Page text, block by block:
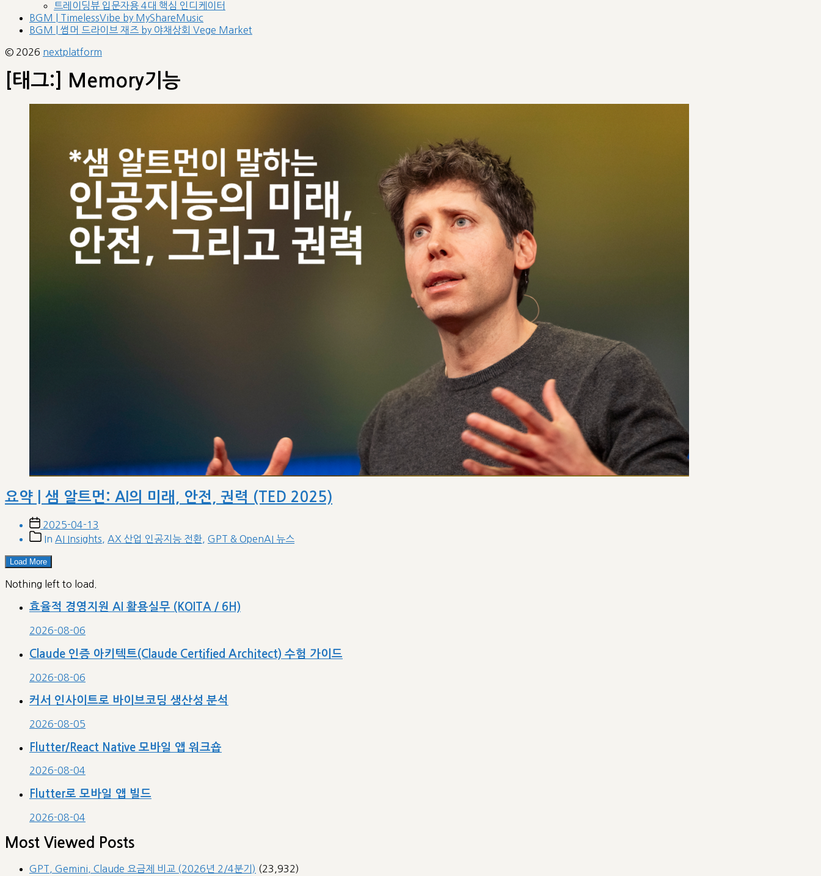
트레이딩뷰 입문자용 4대 핵심 인디케이터
BGM | TimelessVibe by MyShareMusic
BGM | 썸머 드라이브 재즈 by 야채상회 Vege Market
© 2026 nextplatform
[태그:] Memory기능
요약 | 샘 알트먼: AI의 미래, 안전, 권력 (TED 2025)
Post
date
2025-04-13
PostIn AI Insights AX 산업 인공지능 전환 GPT & OpenAI 뉴스
Load More
Nothing left to load.
효율적 경영지원 AI 활용실무 (KOITA / 6H)
2026-08-06
Claude 인증 아키텍트(Claude Certified Architect) 수험 가이드
2026-08-06
커서 인사이트로 바이브코딩 생산성 분석
2026-08-05
Flutter/React Native 모바일 앱 워크숍
2026-08-04
Flutter로 모바일 앱 빌드
2026-08-04
Most Viewed Posts
GPT, Gemini, Claude 요금제 비교 (2026년 2/4분기) (23,932)